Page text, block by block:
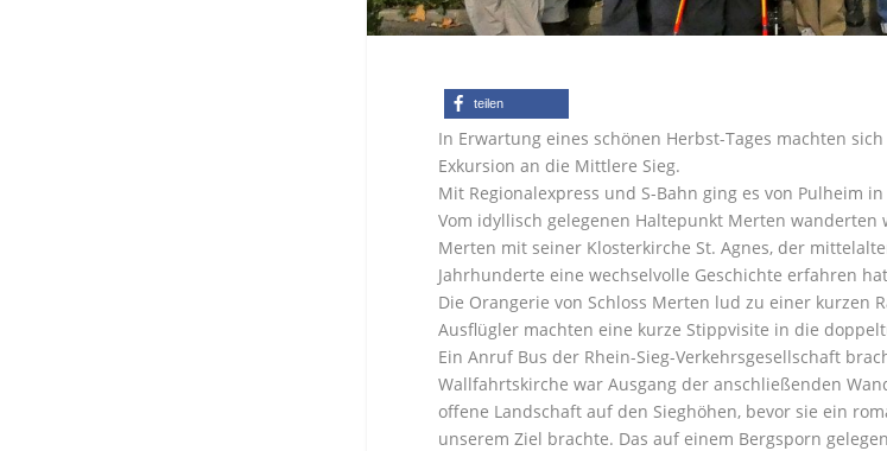
teilen
In Erwartung eines schönen Herbst-Tages machten
Exkursion an die Mittlere Sieg.
Mit Regionalexpress und S-Bahn ging es von Pulheim
Vom idyllisch gelegenen Haltepunkt Merten
Merten mit seiner Klosterkirche St. Agnes, der
Jahrhunderte eine wechselvolle Geschichte erfahren
Die Orangerie von Schloss Merten lud zu einer kurzen
Ausflügler machten eine kurze Stippvisite in die
Ein Anruf Bus der Rhein-Sieg-Verkehrsgesellschaft
Wallfahrtskirche war Ausgang der anschließenden
offene Landschaft auf den Sieghöhen, bevor sie ein
unserem Ziel brachte. Das auf einem Bergsporn